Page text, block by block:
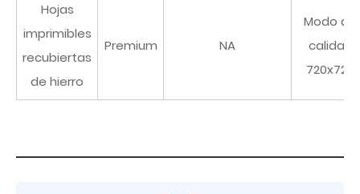
Hojas
imprimibles
recubiertas
de hierro
Premium NA
Modo de
calidad
720x720